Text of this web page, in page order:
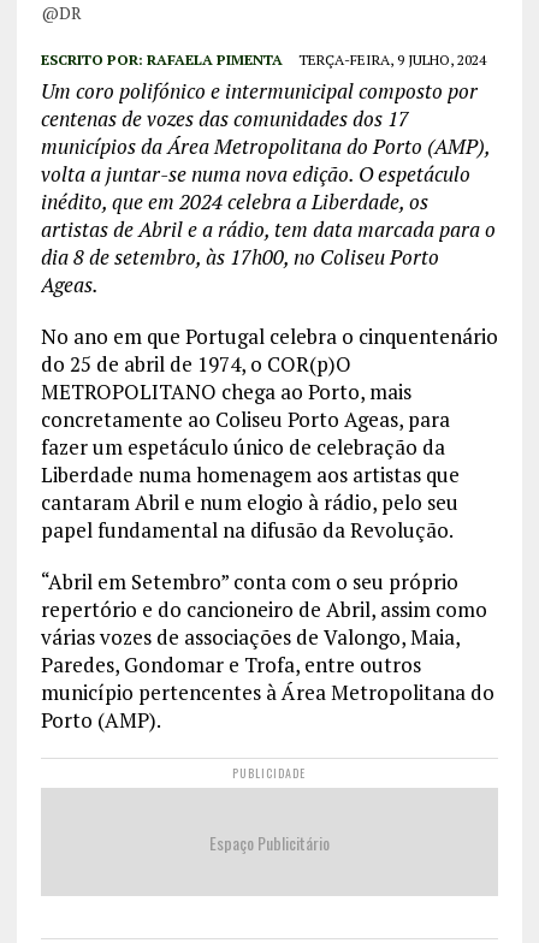
@DR
ESCRITO POR: RAFAELA PIMENTA TERÇA-FEIRA, 9 JULHO, 2024
Um coro polifónico e intermunicipal composto por
centenas de vozes das comunidades dos 17
municípios da Área Metropolitana do Porto (AMP),
volta a juntar-se numa nova edição. O espetáculo
inédito, que em 2024 celebra a Liberdade, os
artistas de Abril e a rádio, tem data marcada para o
dia 8 de setembro, às 17h00, no Coliseu Porto
Ageas.
No ano em que Portugal celebra o cinquentenário
do 25 de abril de 1974, o COR(p)O
METROPOLITANO chega ao Porto, mais
concretamente ao Coliseu Porto Ageas, para
fazer um espetáculo único de celebração da
Liberdade numa homenagem aos artistas que
cantaram Abril e num elogio à rádio, pelo seu
papel fundamental na difusão da Revolução.
“Abril em Setembro” conta com o seu próprio
repertório e do cancioneiro de Abril, assim como
várias vozes de associações de Valongo, Maia,
Paredes, Gondomar e Trofa, entre outros
município pertencentes à Área Metropolitana do
Porto (AMP).
PUBLICIDADE
Espaço Publicitário